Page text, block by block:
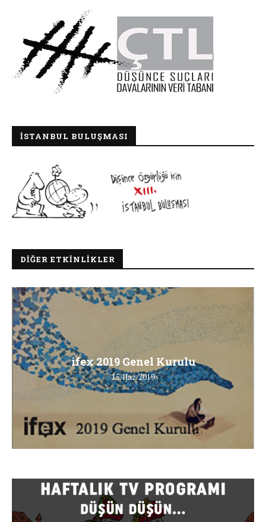
İSTANBUL BULUŞMASI
DIĞER ETKINLIKLER
ifex 2019 Genel Kurulu
15/Haz/2019